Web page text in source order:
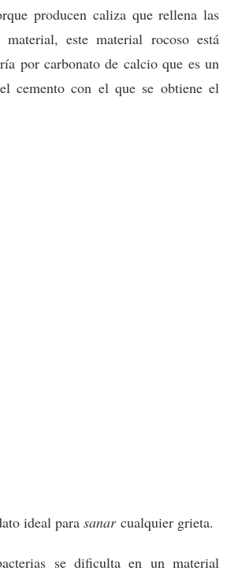
producen caliza que rellena las
este material rocoso está
por carbonato de calcio que es un
cemento con el que se obtiene el
ideal para sanar cualquier grieta.
se dificulta en un material